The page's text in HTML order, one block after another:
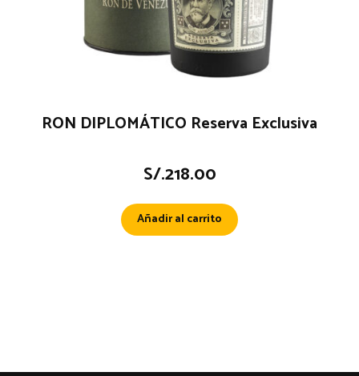
RON DIPLOMÁTICO Reserva Exclusiva
S/.218.00
Añadir al carrito